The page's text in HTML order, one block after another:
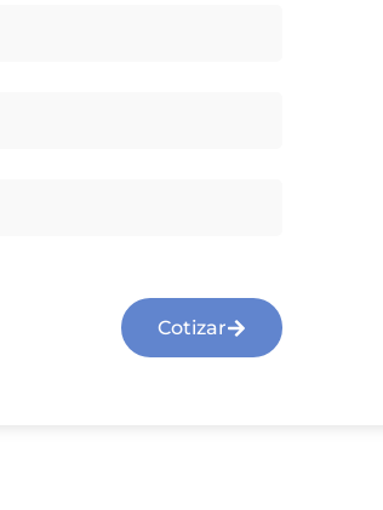
Cotizar